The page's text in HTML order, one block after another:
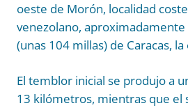
oeste de Morón, localidad
venezolano,
(unas 104 millas) de Caracas, la
El temblor inicial se produjo a
13 kilómetros, mientras que el